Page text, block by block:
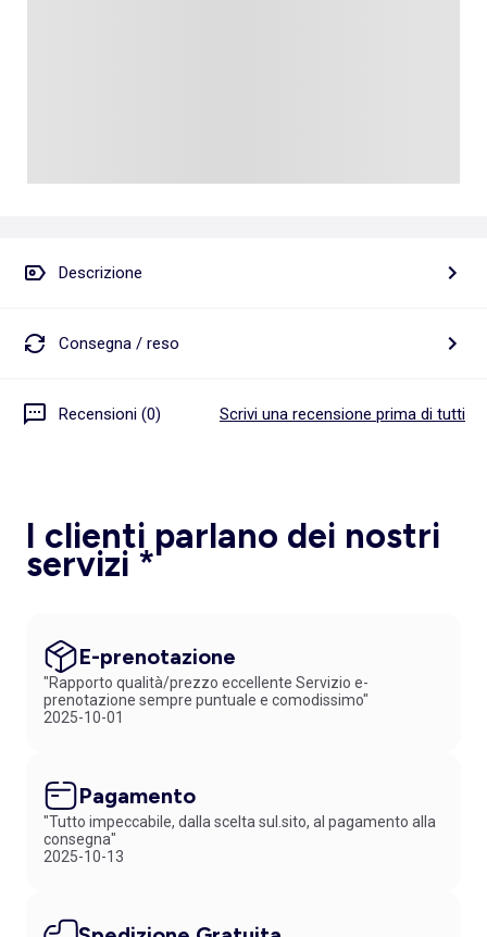
Descrizione
Consegna / reso
Recensioni (0) Scrivi una recensione prima di tutti
I clienti parlano dei nostri
servizi *
E-prenotazione
"Rapporto qualità/prezzo eccellente Servizio e-
prenotazione sempre puntuale e comodissimo"
2025-10-01
Pagamento
"Tutto impeccabile, dalla scelta sul.sito, al pagamento alla
consegna"
2025-10-13